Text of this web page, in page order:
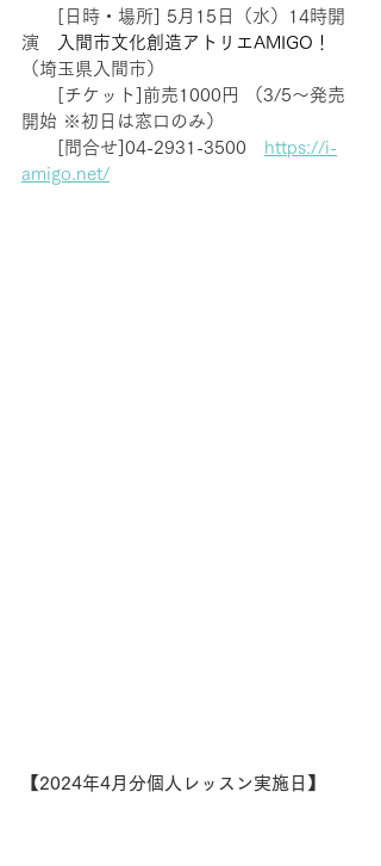
[日時・場所] 5月15日（水）14時開
演
入間市文化創造アトリエAMIGO！
（埼玉県入間市）
[チケット]前売1000円 （3/5〜発売
開始 ※初日は窓口のみ）
[問合せ]04-2931-3500
https://i-
amigo.net/
【2024年4月分個人レッスン実施日】